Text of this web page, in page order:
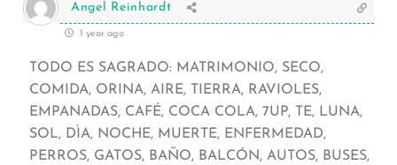
Angel Reinhardt
1 year ago
TODO ES SAGRADO: MATRIMONIO, SECO,
COMIDA, ORINA, AIRE, TIERRA, RAVIOLES,
EMPANADAS, CAFÉ, COCA COLA, 7UP, TE, LUNA,
SOL, DÌA, NOCHE, MUERTE, ENFERMEDAD,
PERROS, GATOS, BAÑO, BALCÓN, AUTOS, BUSES,